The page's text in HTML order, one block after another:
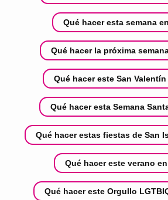
Qué hacer esta semana
Qué hacer la próxima
Qué hacer este San
Qué hacer esta Semana
Qué hacer estas fiestas de San
Qué hacer este verano
Qué hacer este Orgullo